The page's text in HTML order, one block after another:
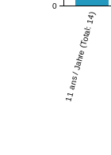
11 ans / Jahre (Total: 14)
0